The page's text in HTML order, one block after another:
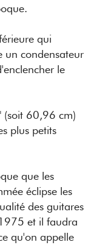
qui
un condensateur
le
(soit 60,96 cm)
plus petits
que les
éclipse les
des guitares
et il faudra
qu'on appelle